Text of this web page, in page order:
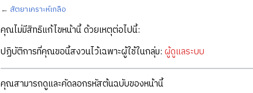
← สัตยาเคราะห์เกลือ
คุณไม่มีสิทธิแก้ไขหน้านี้ ด้วยเหตุต่อไปนี้:
ปฏิบัติการที่คุณขอนี้สงวนไว้เฉพาะผู้ใช้ในกลุ่ม: ผู้ดูแลระบบ
คุณสามารถดูและคัดลอกรหัสต้นฉบับของหน้านี้